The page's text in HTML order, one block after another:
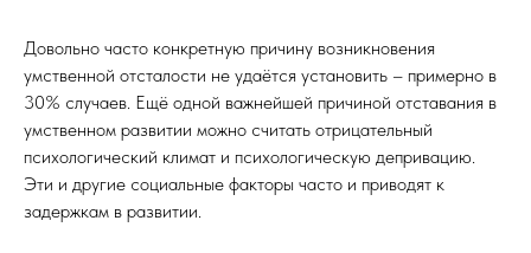
Довольно часто конкретную причину возникновения
умственной отсталости не удаётся установить – примерно в
30% случаев. Ещё одной важнейшей причиной отставания в
умственном развитии можно считать отрицательный
психологический климат и психологическую депривацию.
Эти и другие социальные факторы часто и приводят к
задержкам в развитии.